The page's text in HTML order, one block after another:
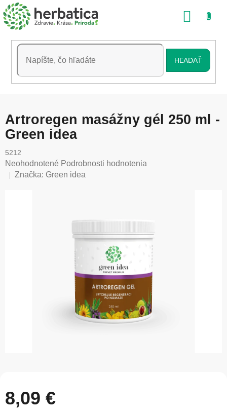
Prejsť
na
obsah
HĽADAŤ
Artroregen masážny gél 250 ml -
Green idea
5212
Priemerné
hodnotenie
Neohodnotené Podrobnosti hodnotenia
Značka: Green idea
8,09 €